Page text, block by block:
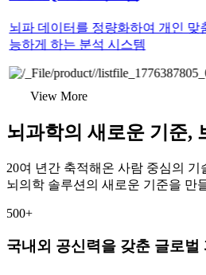
뇌파 데이터를 정량화하여 개인 맞
능하게 하는 분석 시스템
View More
뇌과학의 새로운 기준,
20여 년간 축적해온 사람 중심의 기
뇌의학 솔루션의 새로운 기준을 만
500+
국내외 공신력을 갖춘 글로벌